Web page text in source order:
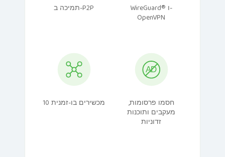
תמיכה ב-P2P WireGuard® ו-
OpenVPN
10 מכשירים בו-זמנית חסמו פרסומות,
מעקבים ותוכנות
זדוניות